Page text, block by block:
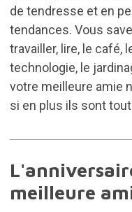
de tendresse et en
tendances. Vous
travailler, lire, le café,
technologie, le
votre meilleure amie
si en plus ils sont
meilleure